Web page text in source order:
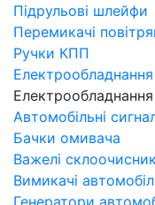
Підрульові шлейфи
Перемикачі
Ручки КПП
Електрообладнання
Електрообладнання
Автомобільні
Бачки омивача
Важелі
Вимикачі
Генератори